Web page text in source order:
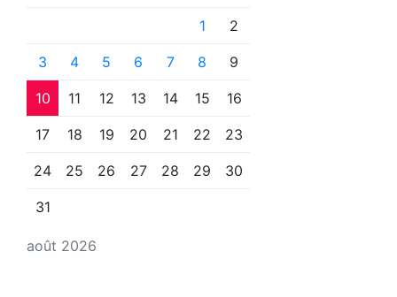
août 2026
1 2
3 4 5 6 7 8 9
10 11 12 13 14 15 16
17 18 19 20 21 22 23
24 25 26 27 28 29 30
31